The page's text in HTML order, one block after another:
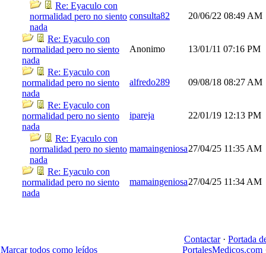
Re: Eyaculo con
normalidad pero no siento
nada
consulta82 20/06/22 08:49 AM
Re: Eyaculo con
normalidad pero no siento
nada
Anonimo 13/01/11 07:16 PM
Re: Eyaculo con
normalidad pero no siento
nada
alfredo289 09/08/18 08:27 AM
Re: Eyaculo con
normalidad pero no siento
nada
ipareja 22/01/19 12:13 PM
Re: Eyaculo con
normalidad pero no siento
nada
mamaingeniosa27/04/25 11:35 AM
Re: Eyaculo con
normalidad pero no siento
nada
mamaingeniosa27/04/25 11:34 AM
Marcar todos como leídos
Contactar· Portada
PortalesMedicos.com